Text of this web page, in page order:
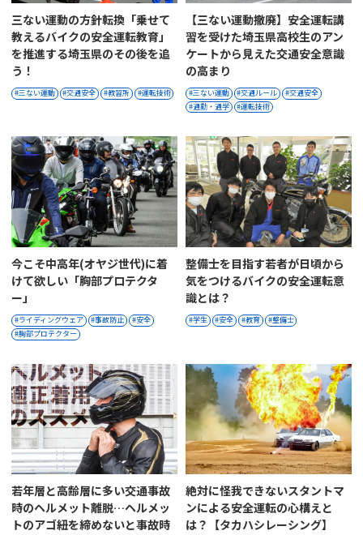
三ない運動の方針転換「乗せて
教えるバイクの安全運転教育」
を推進する埼玉県のその後を追
う！
三ない運動 交通安全 教習所 運転技術
【三ない運動撤廃】安全運転講
習を受けた埼玉県高校生のアン
ケートから見えた交通安全意識
の高まり
三ない運動 交通ルール
交通安全
通勤・通学
運転技術
今こそ中高年(オヤジ世代)に着
けて欲しい「胸部プロテクタ
ー」
ライディングウェア 事故防止
安全
胸部プロテクター
整備士を目指す若者が日頃から
気をつけるバイクの安全運転意
識とは？
学生 安全 教育 整備士
若年層と高齢層に多い交通事故
時のヘルメット離脱…ヘルメッ
トのアゴ紐を締めないと事故時
絶対に怪我できないスタントマ
ンによる安全運転の心構えと
は？【タカハシレーシング】